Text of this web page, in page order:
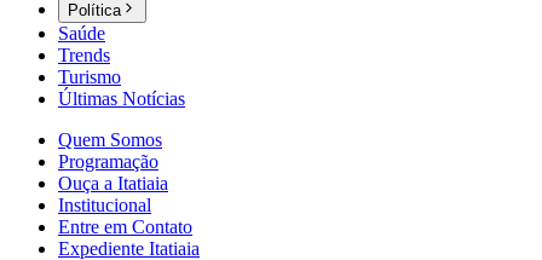
Política
Saúde
Trends
Turismo
Últimas Notícias
Quem Somos
Programação
Ouça a Itatiaia
Institucional
Entre em Contato
Expediente Itatiaia